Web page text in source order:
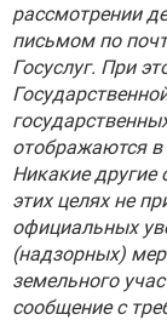
рассмотрении
письмом по
Госуслуг. При
отображаются в
Никакие другие
этих целях не
официальных
(надзорных)
земельного
сообщение с